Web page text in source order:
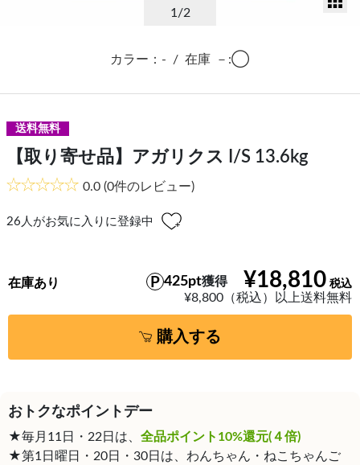
1/2
カラー：- / 在庫 －:◯
送料無料
【取り寄せ品】アガリクス I/S 13.6kg
0.0 (0件のレビュー)
26 人がお気に入りに登録中
¥18,810
425pt獲得
¥8,800（税込）以上送料無料
在庫あり
購入する
おトクなポイントデー
★毎月11日・22日は、 全品ポイント10%還元(４倍)
★第1日曜日・20日・30日は、わんちゃん・ねこちゃんご